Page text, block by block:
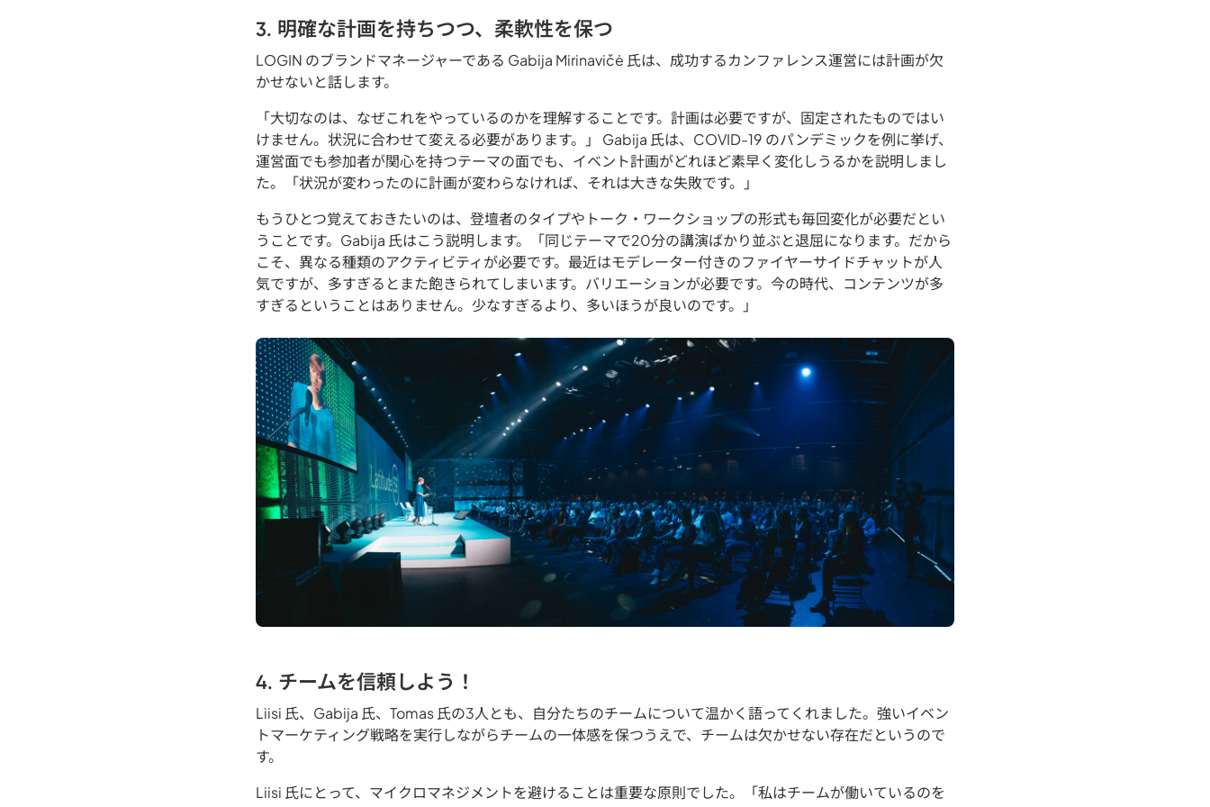
3. 明確な計画を持ちつつ、柔軟性を保つ
LOGIN のブランドマネージャーである Gabija Mirinavičė 氏は、成功するカンファレンス運営には計画が欠
かせないと話します。
「大切なのは、なぜこれをやっているのかを理解することです。計画は必要ですが、固定されたものではい
けません。状況に合わせて変える必要があります。」 Gabija 氏は、COVID-19 のパンデミックを例に挙げ、
運営面でも参加者が関心を持つテーマの面でも、イベント計画がどれほど素早く変化しうるかを説明しまし
た。「状況が変わったのに計画が変わらなければ、それは大きな失敗です。」
もうひとつ覚えておきたいのは、登壇者のタイプやトーク・ワークショップの形式も毎回変化が必要だとい
うことです。Gabija 氏はこう説明します。「同じテーマで20分の講演ばかり並ぶと退屈になります。だから
こそ、異なる種類のアクティビティが必要です。最近はモデレーター付きのファイヤーサイドチャットが人
気ですが、多すぎるとまた飽きられてしまいます。バリエーションが必要です。今の時代、コンテンツが多
すぎるということはありません。少なすぎるより、多いほうが良いのです。」
4. チームを信頼しよう！
Liisi 氏、Gabija 氏、Tomas 氏の3人とも、自分たちのチームについて温かく語ってくれました。強いイベン
トマーケティング戦略を実行しながらチームの一体感を保つうえで、チームは欠かせない存在だというので
す。
Liisi 氏にとって、マイクロマネジメントを避けることは重要な原則でした。「私はチームが働いているのを